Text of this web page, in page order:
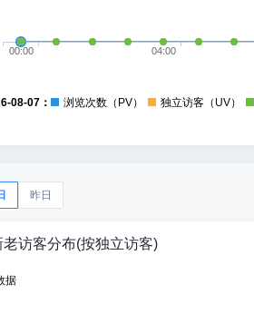
00:00 04:00
08-07： 浏览次数（PV） 独立访客（UV）
昨日
老访客分布(按独立访客)
据